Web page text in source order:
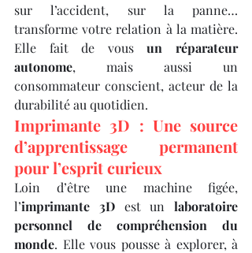
sur l’accident, sur la panne…
transforme votre relation à la matière.
Elle fait de vous un réparateur
autonome, mais aussi un
consommateur conscient, acteur de la
durabilité au quotidien.
Imprimante 3D : Une source
d’apprentissage permanent
pour l’esprit curieux
Loin d’être une machine figée,
l’imprimante 3D est un laboratoire
personnel de compréhension du
monde. Elle vous pousse à explorer, à